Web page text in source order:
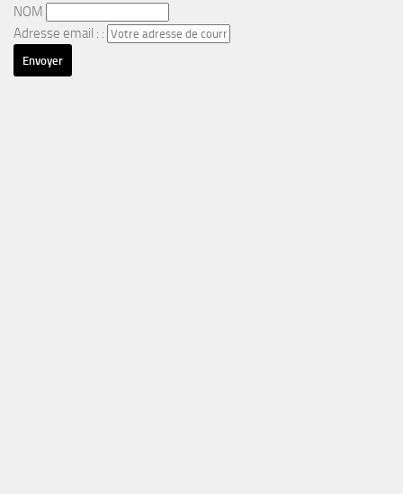
NOM
Adresse email : :